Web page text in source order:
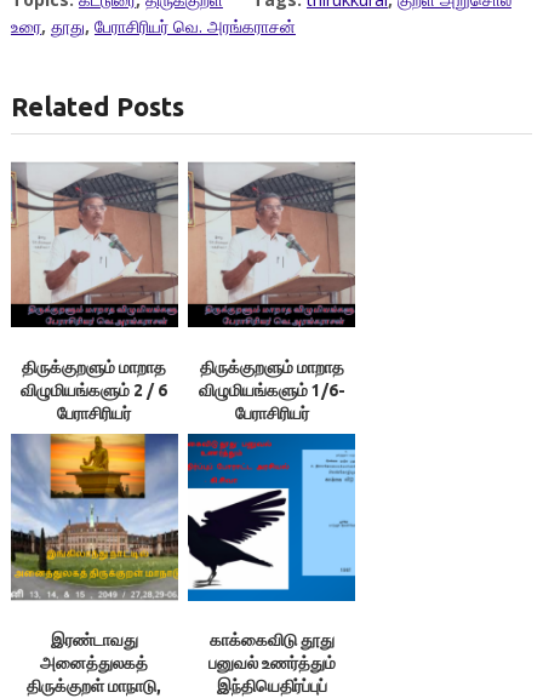
உரை, தூது, பேராசிரியர் வெ. அரங்கராசன்
Related Posts
திருக்குறளும் மாறாத
விழுமியங்களும் 2 / 6
பேராசிரியர்
வெ.அரங்கராசன்
திருக்குறளும் மாறாத
விழுமியங்களும் 1/6-
பேராசிரியர்
வெ.அரங்கராசன்
இரண்டாவது
அனைத்துலகத்
திருக்குறள் மாநாடு,
காக்கைவிடு தூது
பனுவல் உணர்த்தும்
இந்தியெதிர்ப்புப்